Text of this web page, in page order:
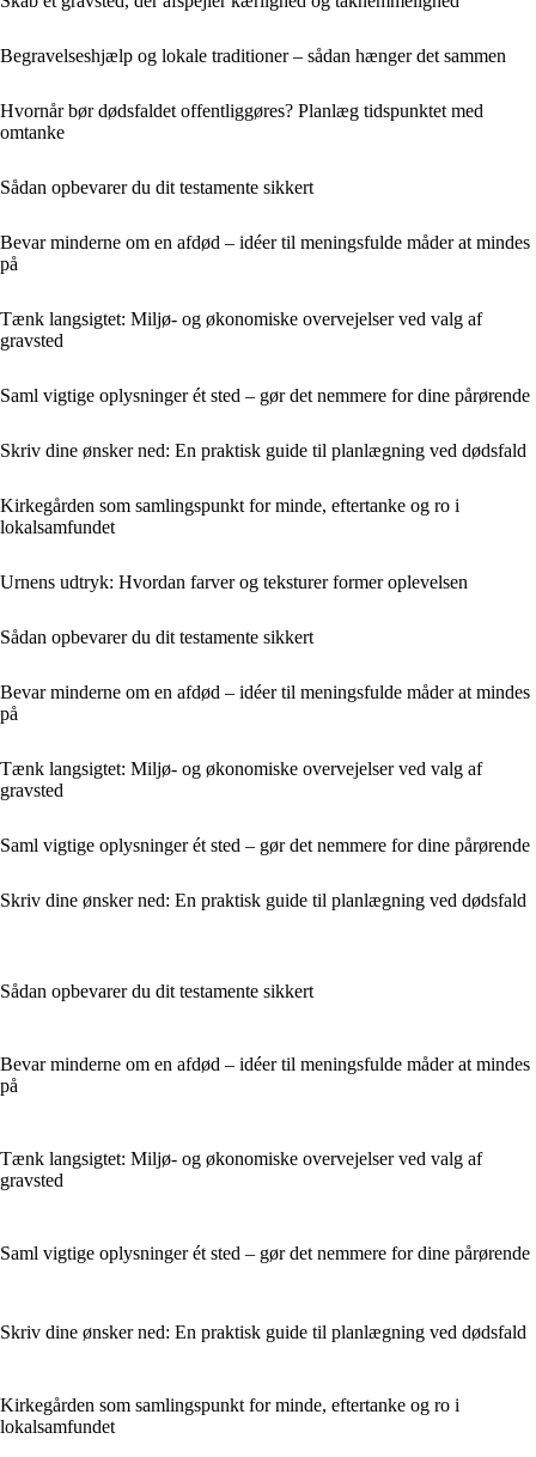
Begravelseshjælp og lokale traditioner – sådan hænger det sammen
Hvornår bør dødsfaldet offentliggøres? Planlæg tidspunktet med
omtanke
Sådan opbevarer du dit testamente sikkert
Bevar minderne om en afdød – idéer til meningsfulde måder at mindes
på
Tænk langsigtet: Miljø- og økonomiske overvejelser ved valg af
gravsted
Saml vigtige oplysninger ét sted – gør det nemmere for dine pårørende
Skriv dine ønsker ned: En praktisk guide til planlægning ved dødsfald
Kirkegården som samlingspunkt for minde, eftertanke og ro i
lokalsamfundet
Urnens udtryk: Hvordan farver og teksturer former oplevelsen
Sådan opbevarer du dit testamente sikkert
Bevar minderne om en afdød – idéer til meningsfulde måder at mindes
på
Tænk langsigtet: Miljø- og økonomiske overvejelser ved valg af
gravsted
Saml vigtige oplysninger ét sted – gør det nemmere for dine pårørende
Skriv dine ønsker ned: En praktisk guide til planlægning ved dødsfald
Sådan opbevarer du dit testamente sikkert
Bevar minderne om en afdød – idéer til meningsfulde måder at mindes
på
Tænk langsigtet: Miljø- og økonomiske overvejelser ved valg af
gravsted
Saml vigtige oplysninger ét sted – gør det nemmere for dine pårørende
Skriv dine ønsker ned: En praktisk guide til planlægning ved dødsfald
Kirkegården som samlingspunkt for minde, eftertanke og ro i
lokalsamfundet